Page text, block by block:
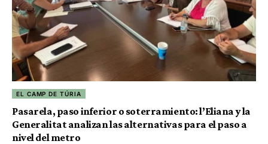
EL CAMP DE TÚRIA
Pasarela, paso inferior o soterramiento: l’Eliana y la
Generalitat analizan las alternativas para el paso a
nivel del metro